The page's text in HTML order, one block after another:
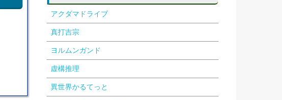
アクダマドライブ
真打吉宗
ヨルムンガンド
虚構推理
異世界かるてっと